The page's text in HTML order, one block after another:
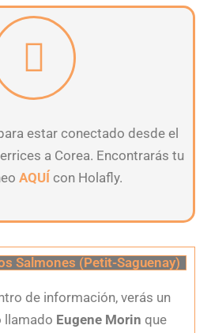
estar conectado desde el
a Corea. Encontrarás tu
AQUÍ con Holafly.
Salmones (Petit-Saguenay)
de información, verás un
llamado Eugene Morin que